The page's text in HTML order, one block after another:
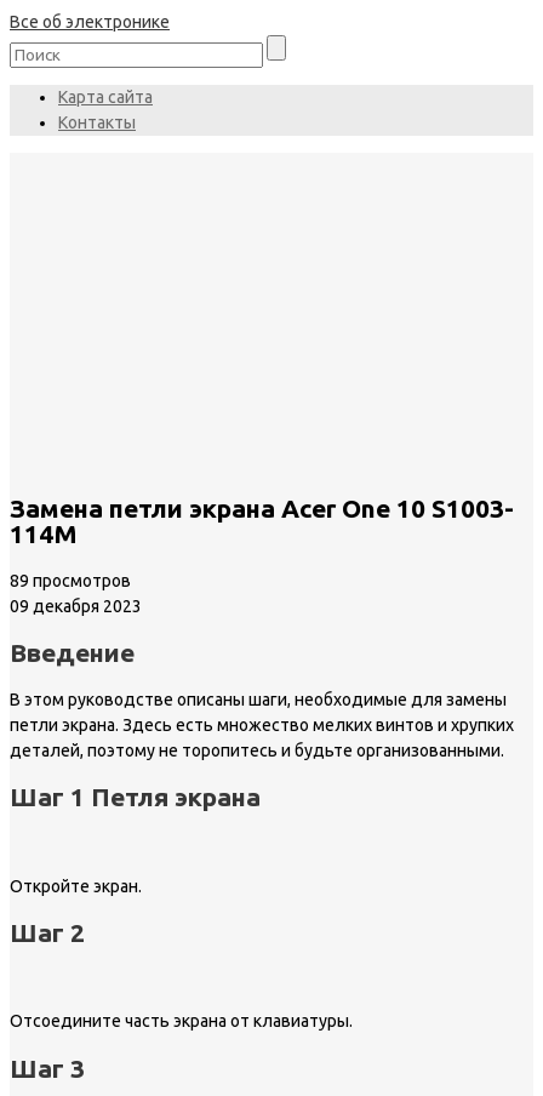
Все об электронике
Карта сайта
Контакты
Замена петли экрана Acer One 10 S1003-
114M
89 просмотров
09 декабря 2023
Введение
В этом руководстве описаны шаги, необходимые для замены
петли экрана. Здесь есть множество мелких винтов и хрупких
деталей, поэтому не торопитесь и будьте организованными.
Шаг 1 Петля экрана
Откройте экран.
Шаг 2
Отсоедините часть экрана от клавиатуры.
Шаг 3